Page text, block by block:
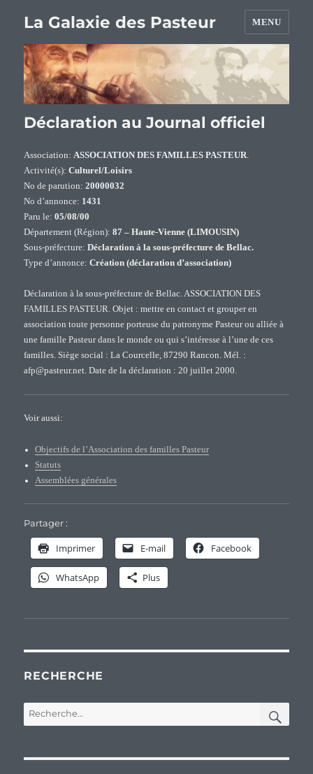
La Galaxie des Pasteur MENU
Déclaration au Journal officiel
Association:ASSOCIATION DES FAMILLES PASTEUR.
Activité(s):Culturel/Loisirs
No de parution:20000032
No d’annonce: 1431
Paru le:05/08/00
Département (Région):87 – Haute-Vienne (LIMOUSIN)
Sous-préfecture:Déclaration à la sous-préfecture de Bellac.
Type d’annonce:Création (déclaration d’association)
Déclaration à la sous-préfecture de Bellac. ASSOCIATION DES
FAMILLES PASTEUR. Objet : mettre en contact et grouper en
association toute personne porteuse du patronyme Pasteur ou alliée à
une famille Pasteur dans le monde ou qui s’intéresse à l’une de ces
familles. Siège social : La Courcelle, 87290 Rancon. Mél. :
afp@pasteur.net. Date de la déclaration : 20 juillet 2000.
Voir aussi:
Objectifs de l’Association des familles Pasteur
Statuts
Assemblées générales
Partager :
Imprimer E-mail Facebook
WhatsApp Plus
RECHERCHE
Recherche
pour :